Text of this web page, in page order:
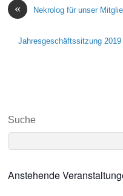
« Nekrolog für unser
Jahresgeschäftssitzung
Suche
Anstehende